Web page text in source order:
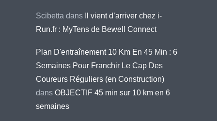
Scibetta dans
Il vient d’arriver chez i-
Run.fr : MyTens de Bewell Connect
Plan D'entraînement 10 Km En 45 Min : 6
Semaines Pour Franchir Le Cap Des
Coureurs Réguliers (en Construction)
dans OBJECTIF 45 min sur 10 km en 6
semaines